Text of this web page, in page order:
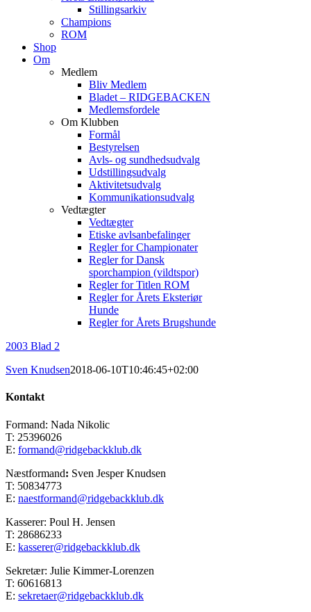
Stillingsarkiv
Champions
ROM
Shop
Om
Medlem
Bliv Medlem
Bladet – RIDGEBACKEN
Medlemsfordele
Om Klubben
Formål
Bestyrelsen
Avls- og sundhedsudvalg
Udstillingsudvalg
Aktivitetsudvalg
Kommunikationsudvalg
Vedtægter
Vedtægter
Etiske avlsanbefalinger
Regler for Championater
Regler for Dansk
sporchampion (vildtspor)
Regler for Titlen ROM
Regler for Årets Eksteriør
Hunde
Regler for Årets Brugshunde
2003 Blad 2
Sven Knudsen2018-06-10T10:46:45+02:00
Kontakt
Formand: Nada Nikolic
T: 25396026
E: formand@ridgebackklub.dk
Næstformand: Sven Jesper Knudsen
T: 50834773
E: naestformand@ridgebackklub.dk
Kasserer: Poul H. Jensen
T: 28686233
E: kasserer@ridgebackklub.dk
Sekretær: Julie Kimmer-Lorenzen
T: 60616813
E: sekretaer@ridgebackklub.dk